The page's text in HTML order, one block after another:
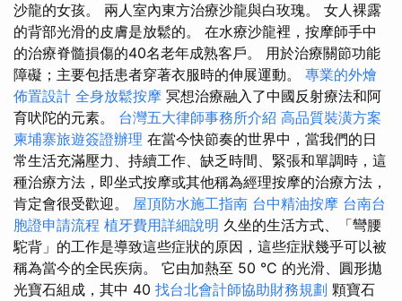
沙龍的女孩。 兩人室內東方治療沙龍與白玫瑰。 女人裸露
的背部光滑的皮膚是放鬆的。 在水療沙龍裡，按摩師手中
的治療脊髓損傷的40名老年成熟客戶。 用於治療關節功能
障礙；主要包括患者穿著衣服時的伸展運動。 專業的外燴
佈置設計 全身放鬆按摩 冥想治療融入了中國反射療法和阿
育吠陀的元素。 台灣五大律師事務所介紹 高品質裝潢方案
柬埔寨旅遊簽證辦理 在當今快節奏的世界中，當我們的日
常生活充滿壓力、持續工作、缺乏時間、緊張和單調時，這
種治療方法，即坐式按摩或其他稱為經理按摩的治療方法，
肯定會很受歡迎。 屋頂防水施工指南 台中精油按摩 台南台
胞證申請流程 植牙費用詳細說明 久坐的生活方式、「彎腰
駝背」的工作是導致這些症狀的原因，這些症狀幾乎可以被
稱為當今的全民疾病。 它由加熱至 50 °C 的光滑、圓形拋
光寶石組成，其中 40 找台北會計師協助財務規劃 顆寶石